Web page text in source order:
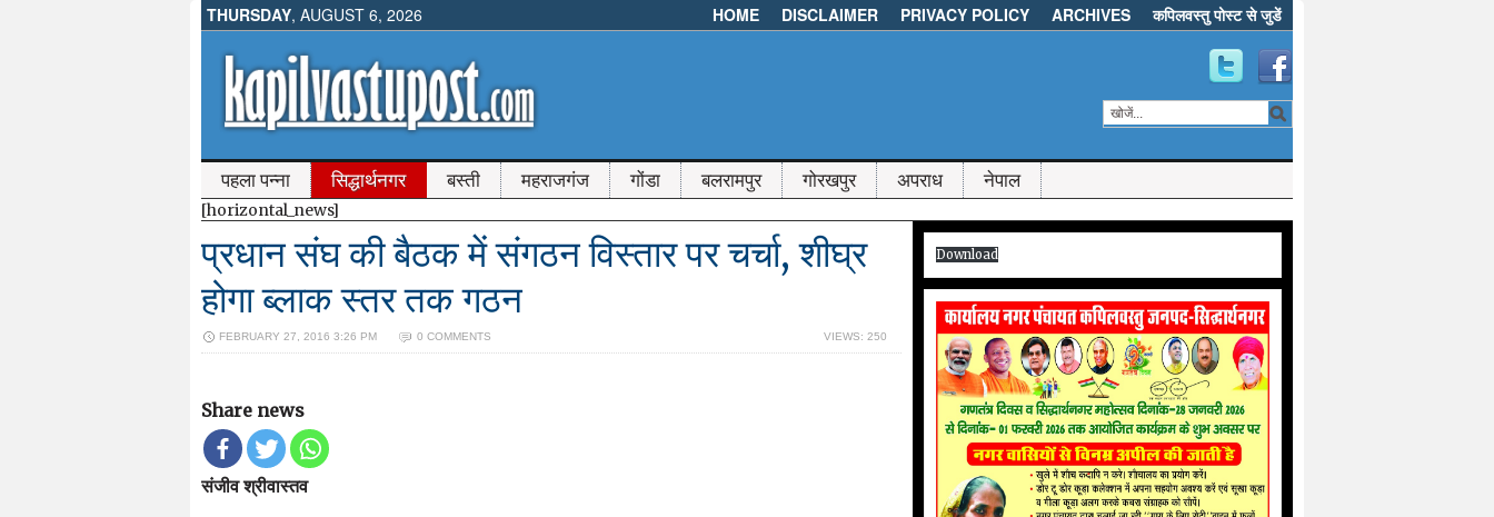
THURSDAY, AUGUST 6, 2026 HOME DISCLAIMER PRIVACY POLICY ARCHIVES कपिलवस्तु पोस्ट से जुडें
पहला पन्ना सिद्धार्थनगर बस्ती महराजगंज गोंडा बलरामपुर गोरखपुर अपराध नेपाल
[horizontal_news]
प्रधान संघ की बैठक में संगठन विस्तार पर चर्चा, शीघ्र
होगा ब्लाक स्तर तक गठन
FEBRUARY 27, 2016 3:26 PM 0 COMMENTS VIEWS: 250
Share news
संजीव श्रीवास्तव
Download